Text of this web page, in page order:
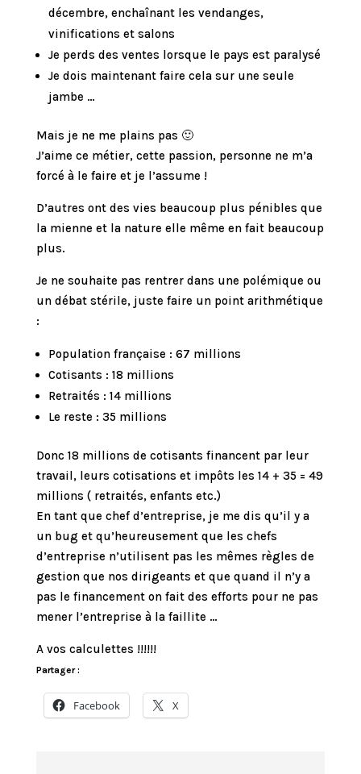
décembre, enchaînant les vendanges,
vinifications et salons
Je perds des ventes lorsque le pays est paralysé
Je dois maintenant faire cela sur une seule
jambe …
Mais je ne me plains pas 🙂
J’aime ce métier, cette passion, personne ne m’a
forcé à le faire et je l’assume !
D’autres ont des vies beaucoup plus pénibles que
la mienne et la nature elle même en fait beaucoup
plus.
Je ne souhaite pas rentrer dans une polémique ou
un débat stérile, juste faire un point arithmétique
:
Population française : 67 millions
Cotisants : 18 millions
Retraités : 14 millions
Le reste : 35 millions
Donc 18 millions de cotisants financent par leur
travail, leurs cotisations et impôts les 14 + 35 = 49
millions ( retraités, enfants etc.)
En tant que chef d’entreprise, je me dis qu’il y a
un bug et qu’heureusement que les chefs
d’entreprise n’utilisent pas les mêmes règles de
gestion que nos dirigeants et que quand il n’y a
pas le financement on fait des efforts pour ne pas
mener l’entreprise à la faillite …
A vos calculettes !!!!!!
Partager :
Facebook X